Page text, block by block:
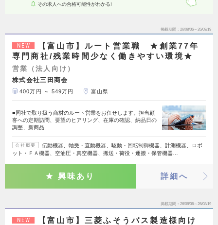
その求人への合格可能性がわかる!
掲載期間 26/08/06～26/08/19
NEW
【富山市】ルート営業職 ★創業77年
専門商社/残業時間少なく働きやすい環境★
営業（法人向け）
株式会社三田商会
400万円 ～ 549万円 富山県
■同社で取り扱う商材のルート営業をお任せします。担当顧
客への定期訪問、要望のヒアリング、在庫の確認、納品日の
調整、新商品…
会社概要
伝動機器、軸受・直動機器、駆動・回転制御機器、計測機器、ロボ
ット・ＦＡ機器、空油圧・真空機器、搬送・荷役・運搬・保管機器…
興味あり 詳細へ
掲載期間 26/08/06～26/08/19
NEW
【富山市】三菱ふそうバス製造様向け